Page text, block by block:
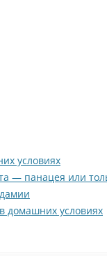
условиях
— панацея или
домашних условиях